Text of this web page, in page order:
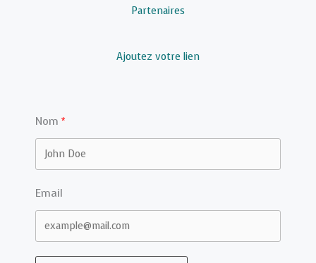
Partenaires
Ajoutez votre lien
Nom
Email